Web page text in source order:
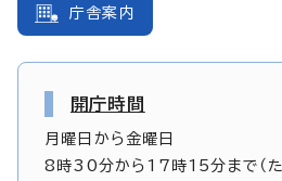
庁舎案内
開庁時間
月曜日から金曜日
8時30分から17時15分まで（た